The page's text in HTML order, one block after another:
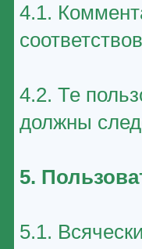
4.1.
4.2. Те
должны
5.
5.1.